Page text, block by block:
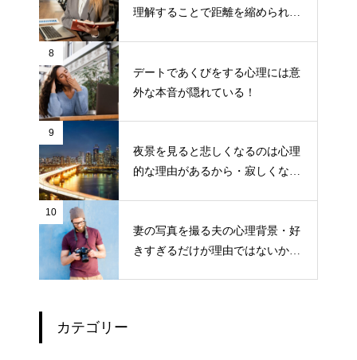
理解することで距離を縮められる
8
デートであくびをする心理には意
外な本音が隠れている！
9
夜景を見ると悲しくなるのは心理
的な理由があるから・寂しくなる
10
妻の写真を撮る夫の心理背景・好
きすぎるだけが理由ではないか
カテゴリー